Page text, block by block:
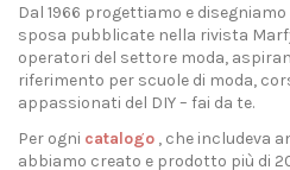
Dal 1966 progettiamo e
sposa pubblicate nella rivista
operatori del settore moda,
riferimento per scuole di moda,
appassionati del DIY – fai da te.
Per ogni catalogo , che includeva
abbiamo creato e prodotto più di